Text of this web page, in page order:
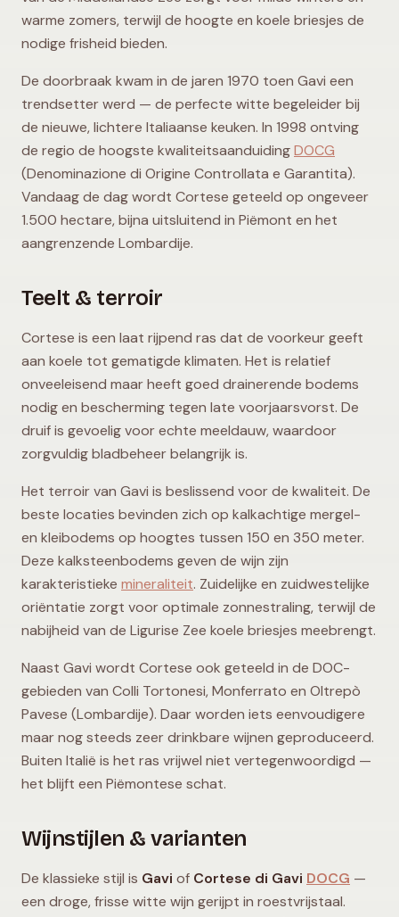
warme zomers, terwijl de hoogte en koele briesjes de
nodige frisheid bieden.
De doorbraak kwam in de jaren 1970 toen Gavi een
trendsetter werd — de perfecte witte begeleider bij
de nieuwe, lichtere Italiaanse keuken. In 1998 ontving
de regio de hoogste kwaliteitsaanduidingDOCG
(Denominazione di Origine Controllata e Garantita).
Vandaag de dag wordt Cortese geteeld op ongeveer
1.500 hectare, bijna uitsluitend in Piëmont en het
aangrenzende Lombardije.
Teelt & terroir
Cortese is een laat rijpend ras dat de voorkeur geeft
aan koele tot gematigde klimaten. Het is relatief
onveeleisend maar heeft goed drainerende bodems
nodig en bescherming tegen late voorjaarsvorst. De
druif is gevoelig voor echte meeldauw, waardoor
zorgvuldig bladbeheer belangrijk is.
Het terroir van Gavi is beslissend voor de kwaliteit. De
beste locaties bevinden zich op kalkachtige mergel-
en kleibodems op hoogtes tussen 150 en 350 meter.
Deze kalksteenbodems geven de wijn zijn
karakteristieke mineraliteit. Zuidelijke en zuidwestelijke
oriëntatie zorgt voor optimale zonnestraling, terwijl de
nabijheid van de Ligurise Zee koele briesjes meebrengt.
Naast Gavi wordt Cortese ook geteeld in de DOC-
gebieden van Colli Tortonesi, Monferrato en Oltrepò
Pavese (Lombardije). Daar worden iets eenvoudigere
maar nog steeds zeer drinkbare wijnen geproduceerd.
Buiten Italië is het ras vrijwel niet vertegenwoordigd —
het blijft een Piëmontese schat.
Wijnstijlen & varianten
De klassieke stijl is Gavi of Cortese di Gavi DOCG —
een droge, frisse witte wijn gerijpt in roestvrijstaal.